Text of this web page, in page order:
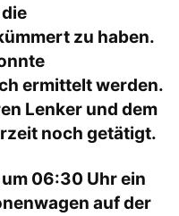
zu haben.
ermittelt werden.
Lenker und dem
noch getätigt.
06:30 Uhr ein
auf der